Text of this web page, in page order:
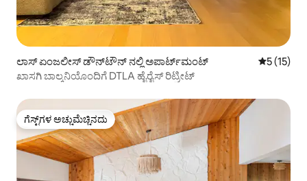
ಲಾಸ್ ಏಂಜಲೀಸ್ ಡೌನ್‌ಟೌನ್ ನಲ್ಲಿ ಅಪಾರ್ಟ್‌ಮಂಟ್ 5 ರಲ್ಲಿ 5
5 (15)
ಖಾಸಗಿ ಬಾಲ್ಕನಿಯೊಂದಿಗೆ DTLA ಹೈರೈಸ್ ರಿಟ್ರೀಟ್
ಗೆಸ್ಟ್‌ಗಳ ಅಚ್ಚುಮೆಚ್ಚಿನದು
ಗೆಸ್ಟ್‌ಗಳ ಅಚ್ಚುಮೆಚ್ಚಿನದು